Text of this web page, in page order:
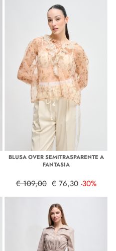
BLUSA OVER SEMITRASPARENTE A
FANTASIA
€ 109,00 € 76,30 -30%